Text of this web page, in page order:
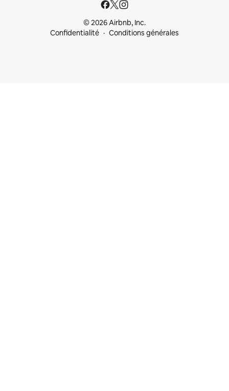
© 2026 Airbnb, Inc.
Confidentialité
Conditions générales